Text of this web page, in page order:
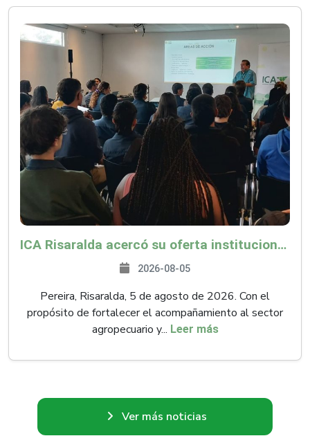
ICA Risaralda acercó su oferta institucional a productores y emprendedores en Expocamello
2026-08-05
Pereira, Risaralda, 5 de agosto de 2026. Con el
propósito de fortalecer el acompañamiento al sector
agropecuario y... Leer más
Ver más noticias